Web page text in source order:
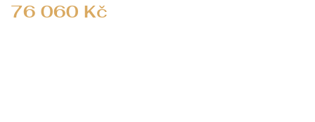
76 060 Kč